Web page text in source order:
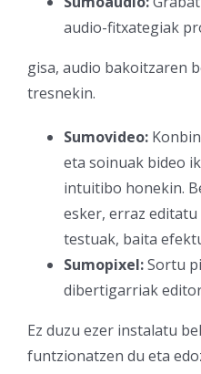
audio-fitxategiak
gisa, audio bakoitzaren
tresnekin.
Sumovideo:
eta soinuak bideo
intuitibo honekin.
esker, erraz
testuak, baita
Sumopixel:Sortu
dibertigarriak
Ez duzu ezer instalatu
funtzionatzen du eta